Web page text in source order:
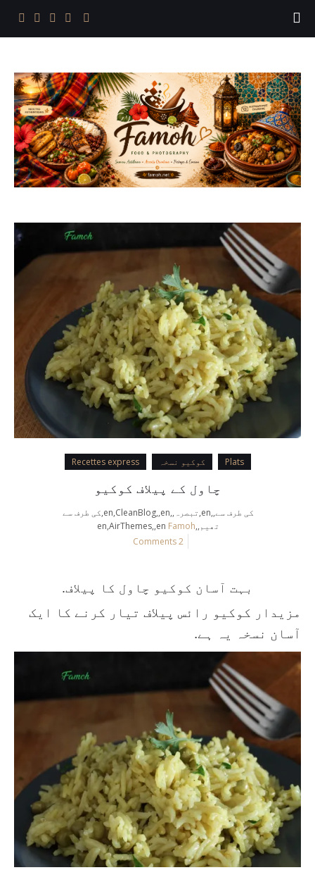
Plats کوکیو نسخہ Recettes express
چاول کے پیلاف کوکیو
کی طرف سے,,en,تبصرہ,,en,CleanBlog,,en,کی طرف سے
تھیم,,en,AirThemes,,enFamoh
2 Comments
بہت آسان کوکیو چاول کا پیلاف.
مزیدار کوکیو رائس پیلاف تیار کرنے کا ایک
آسان نسخہ یہ ہے.